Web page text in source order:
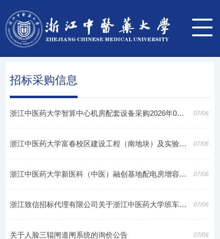
招标采购信息
浙江中医药大学智算中心机房配套设备采购2026年07月政府采购意向 07/06
浙江中医药大学富春校区建设工程（南地块）及实验室装修施工图变更审查服务项目2026年07月政府采购意向 07/06
浙江中医药大学新医科（中医）融创基地配电房增容改造工程2026年07月政府采购意向 07/06
浙江致信招标代理有限公司关于浙江中医药大学班车租赁补充项目的竞争性磋商公告 07/06
关于人脸三辊闸道闸系统的询价公告 07/06